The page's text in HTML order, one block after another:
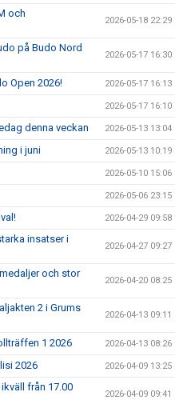
och
2026-05-18 22:29
på Budo Nord
2026-05-17 16:30
Open 2026! 2026-05-17 16:13
2026-05-17 16:10
denna veckan 2026-05-13 13:04
i juni 2026-05-13 10:19
2026-05-10 15:06
2026-05-06 23:15
2026-04-29 09:58
insatser i
2026-04-27 09:27
och stor
2026-04-20 08:25
2 i Grums
2026-04-13 09:11
1 2026 2026-04-13 08:26
2026 2026-04-09 13:25
från 17.00
2026-04-09 09:41